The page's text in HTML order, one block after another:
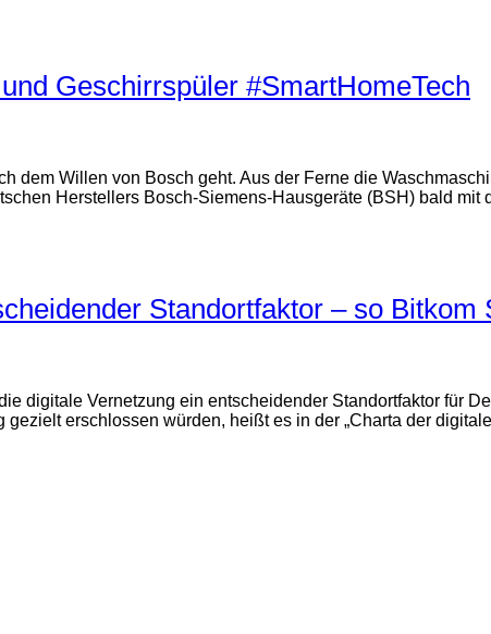
Geschirrspüler #SmartHomeTech
dem Willen von Bosch geht. Aus der Ferne die
Herstellers Bosch-Siemens-Hausgeräte (BSH) bald mit
Standortfaktor – so Bitkom
digitale Vernetzung ein entscheidender Standortfaktor für
erschlossen würden, heißt es in der „Charta der